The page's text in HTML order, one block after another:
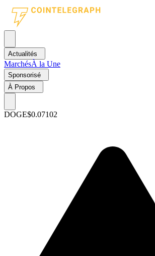
Actualités
MarchésÀ la Une
Sponsorisé
À Propos
DOGE$0.07102